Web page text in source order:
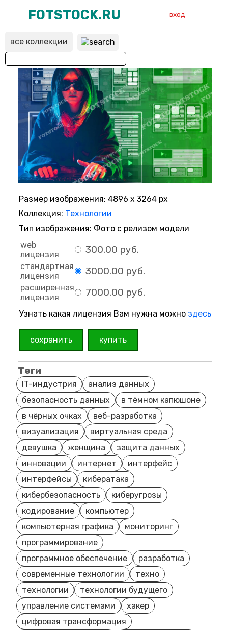
FOTSTOCK.RU
ВХОД
РЕГИСТРАЦИЯ
вход
все коллекции
Размер изображения: 4896 x 3264 px
Коллекция: Технологии
Тип изображения: Фото с релизом модели
web
лицензия
300.00 руб.
стандартная
лицензия
3000.00 руб.
расширенная
лицензия
7000.00 руб.
Узнать какая лицензия Вам нужна можно здесь
сохранить купить
Теги
IT-индустрия
анализ данных
безопасность данных
в тёмном капюшоне
в чёрных очках
веб-разработка
визуализация
виртуальная среда
девушка
женщина
защита данных
инновации
интернет
интерфейс
интерфейсы
кибератака
кибербезопасность
киберугрозы
кодирование
компьютер
компьютерная графика
мониторинг
программирование
программное обеспечение
разработка
современные технологии
техно
технологии
технологии будущего
управление системами
хакер
цифровая трансформация